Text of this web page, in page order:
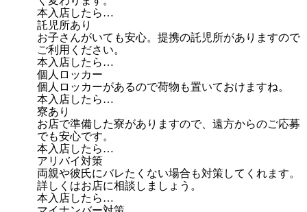
本入店したら…
託児所あり
お子さんがいても安心。提携の託児所がありますので
ご利用ください。
本入店したら…
個人ロッカー
個人ロッカーがあるので荷物も置いておけますね。
本入店したら…
寮あり
お店で準備した寮がありますので、遠方からのご応募
でも安心です。
本入店したら…
アリバイ対策
両親や彼氏にバレたくない場合も対策してくれます。
詳しくはお店に相談しましょう。
本入店したら…